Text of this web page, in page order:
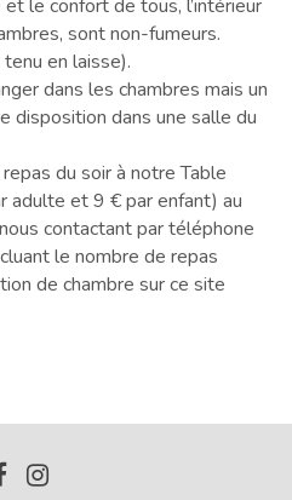
le confort de tous, l’intérieur
sont non-fumeurs.
en laisse).
dans les chambres mais un
disposition dans une salle du
du soir à notre Table
adulte et 9 € par enfant) au
contactant par téléphone
le nombre de repas
de chambre sur ce site